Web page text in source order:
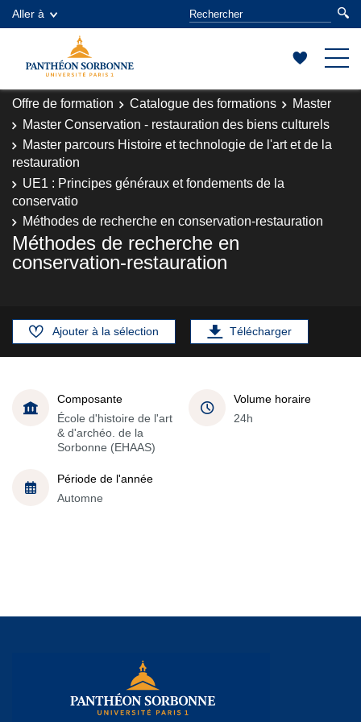
Aller à
Offre de formation Catalogue des formations
Master
Master Conservation - restauration des biens culturels
Master parcours Histoire et technologie de l'art et de la
restauration
UE1 : Principes généraux et fondements de la
conservatio
Méthodes de recherche en conservation-restauration
Méthodes de recherche en
conservation-restauration
Ajouter à la sélection Télécharger
Composante
École d'histoire de l'art
& d'archéo. de la
Sorbonne (EHAAS)
Volume horaire
24h
Période de l'année
Automne